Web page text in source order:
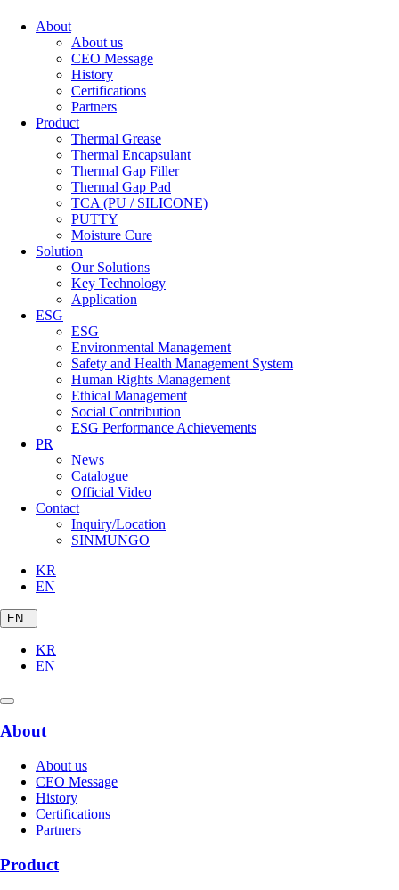
About
About us
CEO Message
History
Certifications
Partners
Product
Thermal Grease
Thermal Encapsulant
Thermal Gap Filler
Thermal Gap Pad
TCA (PU / SILICONE)
PUTTY
Moisture Cure
Solution
Our Solutions
Key Technology
Application
ESG
ESG
Environmental Management
Safety and Health Management System
Human Rights Management
Ethical Management
Social Contribution
ESG Performance Achievements
PR
News
Catalogue
Official Video
Contact
Inquiry/Location
SINMUNGO
KR
EN
EN
KR
EN
About
About us
CEO Message
History
Certifications
Partners
Product